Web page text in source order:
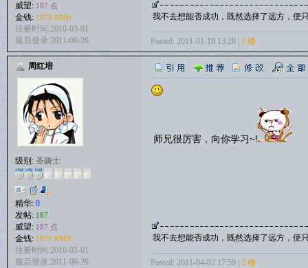
威望: 187 点
金钱: 1870 RMB
注册时间:2010-03-01
最后登录:2011-06-20
我不去想能否成功，既然选择了远方，便
Posted: 2011-01-18 13:28 | 1 楼
周红培
级别: 圣骑士
精华: 0
发帖: 187
威望: 187 点
金钱: 1870 RMB
注册时间:2010-03-01
最后登录:2011-06-20
师兄很厉害，向你学习~!
我不去想能否成功，既然选择了远方，便
Posted: 2011-04-02 17:59 | 2 楼